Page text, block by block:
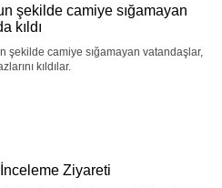
şekilde camiye sığamayan
kıldı
şekilde camiye sığamayan vatandaşlar,
kıldılar.
Ziyareti